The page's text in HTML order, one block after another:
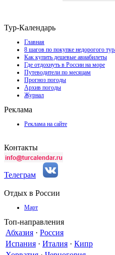
Тур-Календарь
Главная
8 шагов по покупке недорогого
Как купить дешевые авиабилеты
Где отдохнуть в России на море
Путеводители по месяцам
Прогноз погоды
Архив погоды
Журнал
Реклама
Реклама на сайте
Контакты
Телеграм
Отдых в России
Март
Топ-направления
Абхазия · Россия
Испания · Италия · Кипр